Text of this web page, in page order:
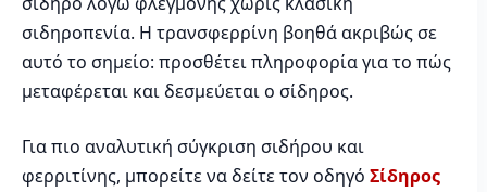
σιδηροπενία. Η τρανσφερρίνη βοηθά ακριβώς σε
αυτό το σημείο: προσθέτει πληροφορία για το πώς
μεταφέρεται και δεσμεύεται ο σίδηρος.
Για πιο αναλυτική σύγκριση σιδήρου και
φερριτίνης, μπορείτε να δείτε τον οδηγό Σίδηρος